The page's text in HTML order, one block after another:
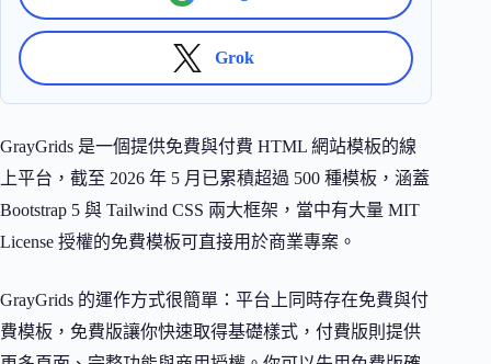
Grok
GrayGrids 是一個提供免費與付費 HTML 網站模板的線
上平台，截至 2026 年 5 月已累積超過 500 種模板，涵蓋
Bootstrap 5 與 Tailwind CSS 兩大框架，當中有大量 MIT
License 授權的免費模板可直接用於商業專案。
GrayGrids 的運作方式很簡單：平台上同時存在免費與付
費模板，免費版讓你快速取得基礎樣式，付費版則提供